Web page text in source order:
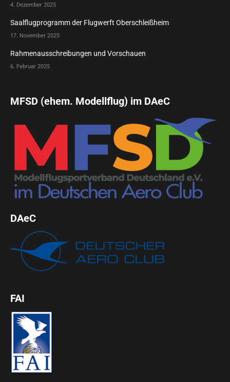
4. Dezember 2025
Saalflugprogramm der Flugwerft Oberschleißheim
17. November 2025
Rahmenausschreibungen und Vorschauen
6. Februar 2025
MFSD (ehem. Modellflug) im DAeC
DAeC
FAI